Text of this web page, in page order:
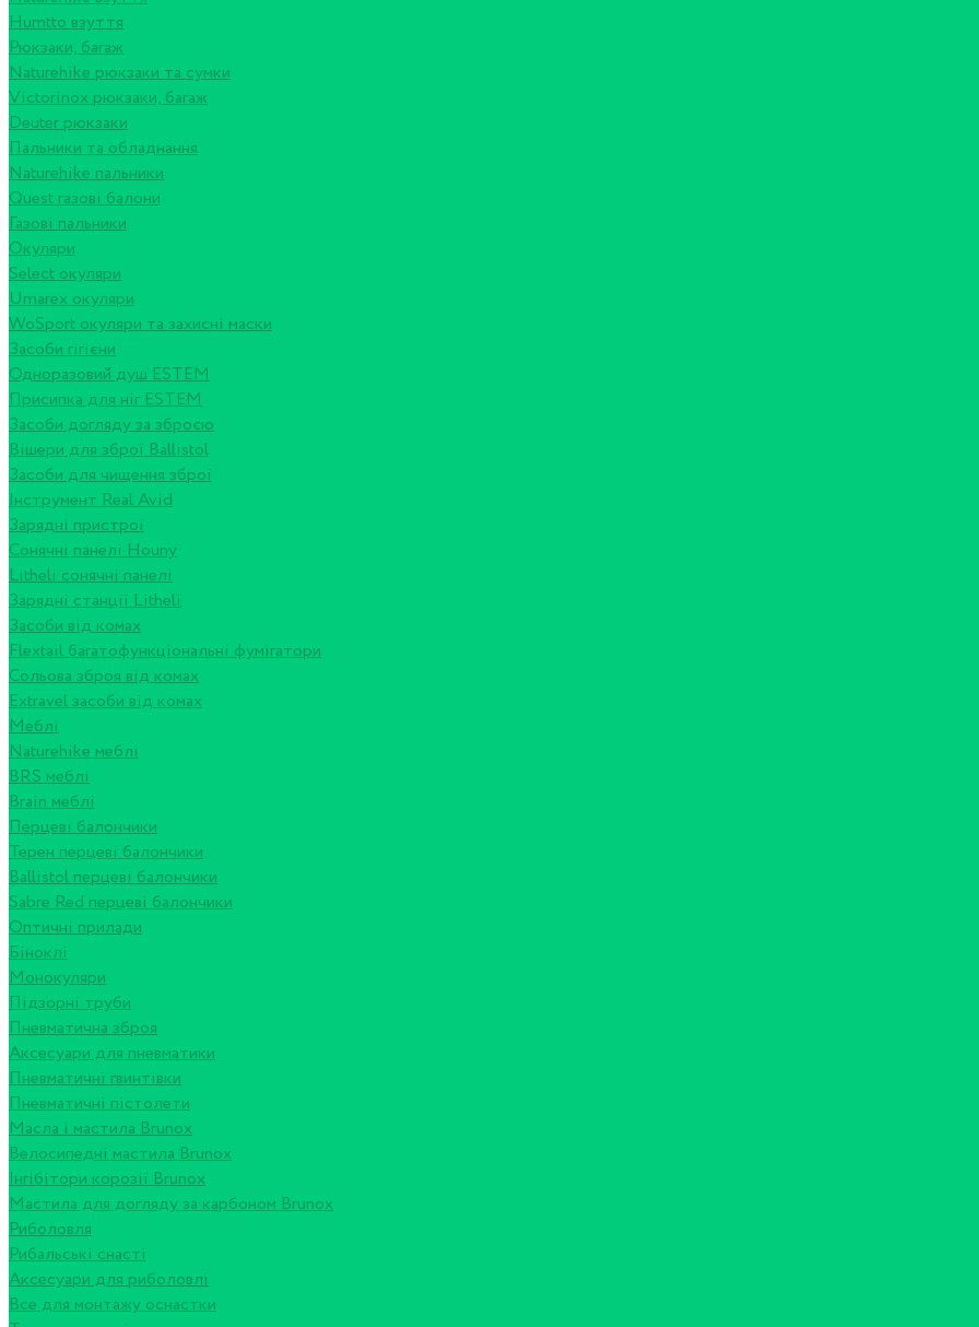
Humtto взуття
Рюкзаки, багаж
Naturehike рюкзаки та сумки
Victorinox рюкзаки, багаж
Deuter рюкзаки
Пальники та обладнання
Naturehike пальники
Quest газові балони
Газові пальники
Окуляри
Select окуляри
Umarex окуляри
WoSport окуляри та захисні маски
Засоби гігієни
Одноразовий душ ESTEM
Присипка для ніг ESTEM
Засоби догляду за зброєю
Вішери для зброї Ballistol
Засоби для чищення зброї
Інструмент Real Avid
Зарядні пристрої
Сонячні панелі Houny
Litheli сонячні панелі
Зарядні станції Litheli
Засоби від комах
Flextail багатофункціональні фумігатори
Сольова зброя від комах
Extravel засоби від комах
Меблі
Naturehike меблі
BRS меблі
Brain меблі
Перцеві балончики
Терен перцеві балончики
Ballistol перцеві балончики
Sabre Red перцеві балончики
Оптичні прилади
Біноклі
Монокуляри
Підзорні труби
Пневматична зброя
Аксесуари для пневматики
Пневматичні гвинтівки
Пневматичні пістолети
Масла і мастила Brunox
Велосипедні мастила Brunox
Інгібітори корозії Brunox
Мастила для догляду за карбоном Brunox
Риболовля
Рибальські снасті
Аксесуари для риболовлі
Все для монтажу оснастки